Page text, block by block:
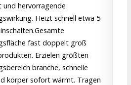
und hervorragende
Heizt schnell etwa 5
fast doppelt groß
Erzielen größten
branche, schnelle
körper sofort wärmt. Tragen